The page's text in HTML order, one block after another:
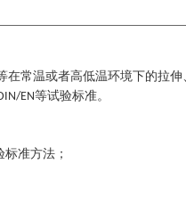
在常温或者高低温环境下的拉伸
EN等试验标准。
标准方法 ；